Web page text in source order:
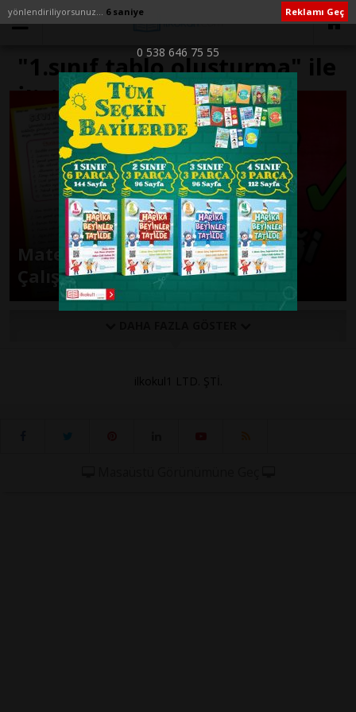
yönlendiriliyorsunuz... 6 saniye Reklamı Geç
0 538 646 75 55
"1.sınıf tablo oluşturma" ile
İlişikli yazılar
Matematik Dersi Tablo Okuma
Çalışma Sayfası